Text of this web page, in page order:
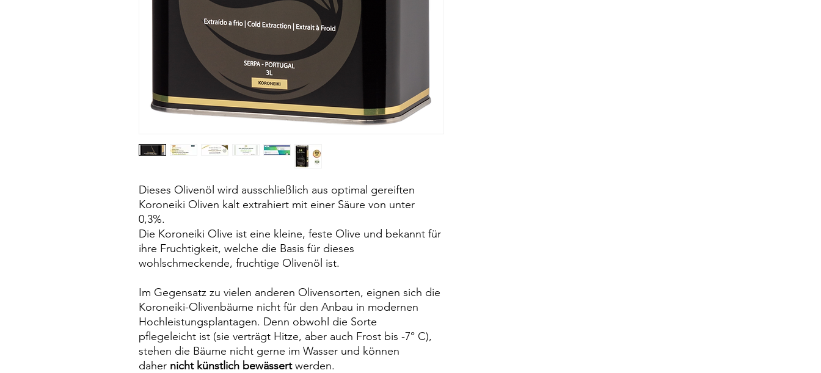
Dieses Olivenöl wird ausschließlich aus optimal gereiften
Koroneiki Oliven kalt extrahiert mit einer Säure von unter
0,3%.
Die Koroneiki Olive ist eine kleine, feste Olive und bekannt für
ihre Fruchtigkeit, welche die Basis für dieses
wohlschmeckende, fruchtige Olivenöl ist.
Im Gegensatz zu vielen anderen Olivensorten, eignen sich die
Koroneiki-Olivenbäume nicht für den Anbau in modernen
Hochleistungsplantagen. Denn obwohl die Sorte
pflegeleicht ist (sie verträgt Hitze, aber auch Frost bis -7° C),
stehen die Bäume nicht gerne im Wasser und können
daher nicht künstlich bewässertwerden.